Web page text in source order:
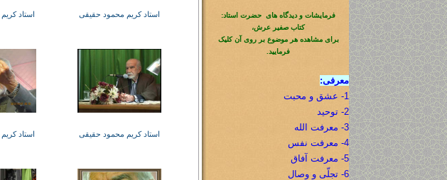
فرمایشات و دیدگاه های حضرت استاد:
کتاب صفیر عرش،
برای مشاهده هر موضوع بر روی آن کلیک
فرمایید.
معرفی:
1- عشق و محبت
2- توحید
3- معرفت الله
4- معرفت نفس
5- معرفت آفاق
6- تجلّی و وصال
استاد کریم محمود حقیقی استاد
استاد کریم محمود حقیقی استاد